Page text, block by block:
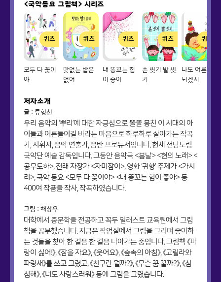
<국악동요 그림책> 시리즈
퀴즈
모두 다 꽃이
야
퀴즈
맛없는 밥은
없어
퀴즈
내 똥꼬는 힘
이 좋아
퀴즈
손 씻기 발 씻
기
퀴즈
나도 어른이
되겠지
저자소개
글 : 류형선
우리 음악의 ‘뿌리’에 대한 자긍심으로 똘똘 뭉친 이 시대의 아
이들과 어른들이길 바라는 마음으로 하루하루 살아가는 작곡
가, 지휘자, 음악 연출가, 음반 프로듀서입니다. 현재 전남도립
국악단 예술 감독입니다. 그동안 음악극 <봄날> <현의 노래> <
공무도하>, 전래 자장가 <자미잠이>, 영화 ‘귀향’ 주제가 <가시
리>, 국악 동요 <모두 다 꽃이야> <내 똥꼬는 힘이 좋아> 등
400여 작품을 작사, 작곡하였습니다.
그림 : 채상우
대학에서 중문학을 전공하고 꼭두 일러스트 교육원에서 그림
책을 공부했습니다. 지금은 작업실에서 그림을 그리며 좋아하
는 것들을 찾아 한 걸음 한 걸음 나아가는 중입니다. 그림책 《파
랑이 싫어!》, 《잠을 자요》, 《웃어요》, 《숲속의 아침》, 《고릴라와
파랑새》를 쓰고 그렸고, 《친구란 뭘까?》, 《무슨 꿈 꿀까?》, 《심
심해》, 《너도 사랑스러워》 등에 그림을 그렸습니다.